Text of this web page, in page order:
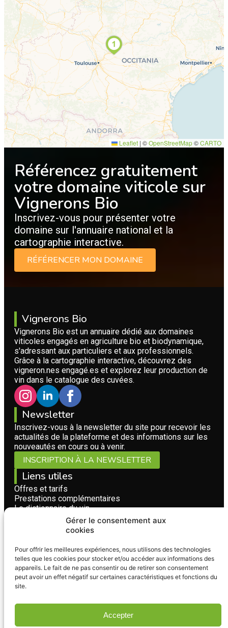
Gérer le consentement aux
cookies
Pour offrir les meilleures expériences, nous utilisons des technologies
telles que les cookies pour stocker et/ou accéder aux informations des
appareils. Le fait de ne pas consentir ou de retirer son consentement
peut avoir un effet négatif sur certaines caractéristiques et fonctions du
site.
Accepter
Leaflet | ©OpenStreetMap©CARTO
Référencez gratuitement
votre domaine viticole sur
Vignerons Bio
Inscrivez-vous pour présenter votre
domaine sur l'annuaire national et la
cartographie interactive.
RÉFÉRENCER MON DOMAINE
Vignerons Bio
Vignerons Bio est un annuaire dédié aux domaines
viticoles engagés en agriculture bio et biodynamique,
s'adressant aux particuliers et aux professionnels.
Grâce à la cartographie interactive, découvrez des
vigneron.nes engagé.es et explorez leur production de
vin dans le catalogue des cuvées.
Newsletter
Inscrivez-vous à la newsletter du site pour recevoir les
actualités de la plateforme et des informations sur les
nouveautés en cours ou à venir.
INSCRIPTION À LA NEWSLETTER
Liens utiles
Offres et tarifs
Prestations complémentaires
Le dictionnaire du vin
Questions fréquentes
Conditions Générales d'Utilisation
Pour toute question, suggestion ou collaboration
concernant la plateforme Vignerons Bio, n'hésitez pas à
nous appeler ou à utiliser notre formulaire de contact.
FORMULAIRE DE CONTACT
L'abus d'alcool est dangereux pour la santé - À consommer avec